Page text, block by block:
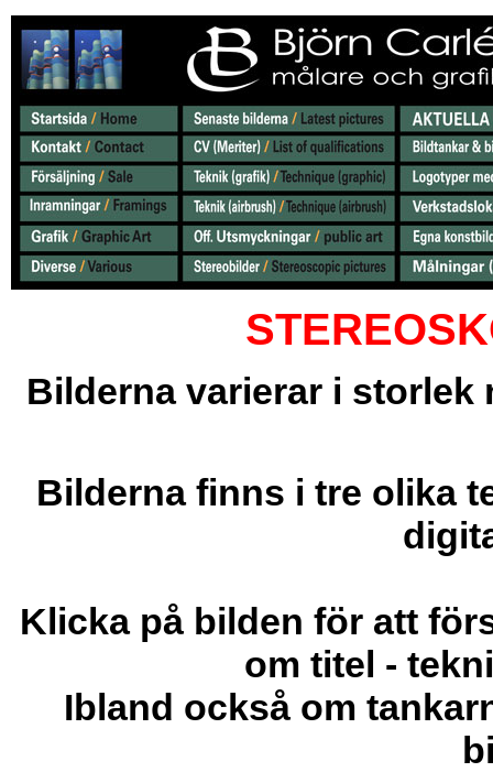
Bilderna varierar i storlek
Bilderna finns i tre olika
Klicka på bilden för att
om titel -
Ibland också om